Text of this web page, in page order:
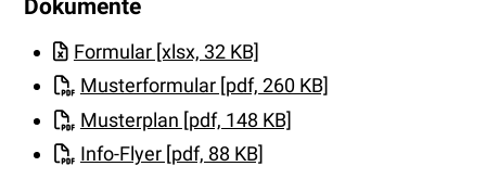
Dokumente
Formular [xlsx, 32 KB]
Musterformular [pdf, 260 KB]
Musterplan [pdf, 148 KB]
Info-Flyer [pdf, 88 KB]